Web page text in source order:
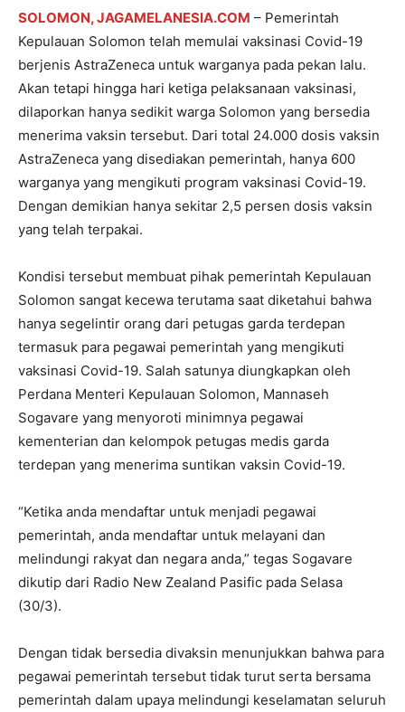
SOLOMON, JAGAMELANESIA.COM – Pemerintah
Kepulauan Solomon telah memulai vaksinasi Covid-19
berjenis AstraZeneca untuk warganya pada pekan lalu.
Akan tetapi hingga hari ketiga pelaksanaan vaksinasi,
dilaporkan hanya sedikit warga Solomon yang bersedia
menerima vaksin tersebut. Dari total 24.000 dosis vaksin
AstraZeneca yang disediakan pemerintah, hanya 600
warganya yang mengikuti program vaksinasi Covid-19.
Dengan demikian hanya sekitar 2,5 persen dosis vaksin
yang telah terpakai.
Kondisi tersebut membuat pihak pemerintah Kepulauan
Solomon sangat kecewa terutama saat diketahui bahwa
hanya segelintir orang dari petugas garda terdepan
termasuk para pegawai pemerintah yang mengikuti
vaksinasi Covid-19. Salah satunya diungkapkan oleh
Perdana Menteri Kepulauan Solomon, Mannaseh
Sogavare yang menyoroti minimnya pegawai
kementerian dan kelompok petugas medis garda
terdepan yang menerima suntikan vaksin Covid-19.
“Ketika anda mendaftar untuk menjadi pegawai
pemerintah, anda mendaftar untuk melayani dan
melindungi rakyat dan negara anda,” tegas Sogavare
dikutip dari Radio New Zealand Pasific pada Selasa
(30/3).
Dengan tidak bersedia divaksin menunjukkan bahwa para
pegawai pemerintah tersebut tidak turut serta bersama
pemerintah dalam upaya melindungi keselamatan seluruh